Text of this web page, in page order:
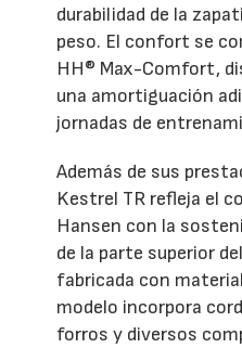
durabilidad de la
peso. El confort se
HH® Max-Comfort,
una amortiguación
jornadas de
Además de sus
Kestrel TR refleja el
Hansen con la
de la parte superior
fabricada con
modelo incorpora
forros y diversos